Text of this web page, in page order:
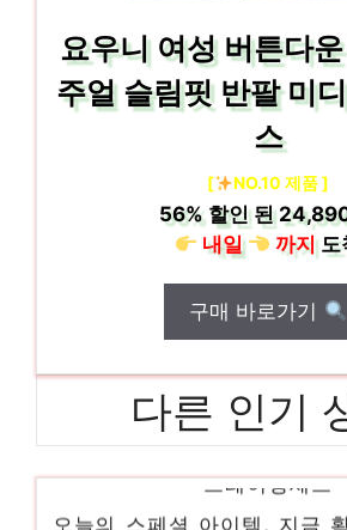
요우니 여성 버튼다
주얼 슬림핏 반팔 미
스
[ NO.10 제품 ]
56%할인 된
내일
까지도
구매 바로가기
다른 인기
오늘의 스페셜 아이템, 지금